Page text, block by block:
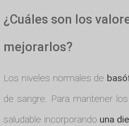
¿Cuáles son los
mejorarlos?
Los niveles normales de
de sangre. Para mantener
saludable incorporando una